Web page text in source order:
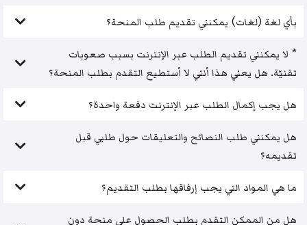
بأي لغة (لغات) يمكنني تقديم طلب المنحة؟
* لا يمكنني تقديم الطلب عبر الإنترنت بسبب صعوبات
تقنيّة. هل يعني هذا أنني لا أستطيع التقدم بطلب المنحة؟
هل يجب إكمال الطلب عبر الإنترنت دفعة واحدة؟
هل يمكنني طلب النصائح والتعليقات حول طلبي قبل
تقديمه؟
ما هي المواد التي يجب إرفاقها بطلب التقديم؟
هل من الممكن التقدم بطلب الحصول على منحة دون